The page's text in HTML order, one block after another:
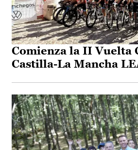
Comienza la II Vuelta
Castilla-La Mancha